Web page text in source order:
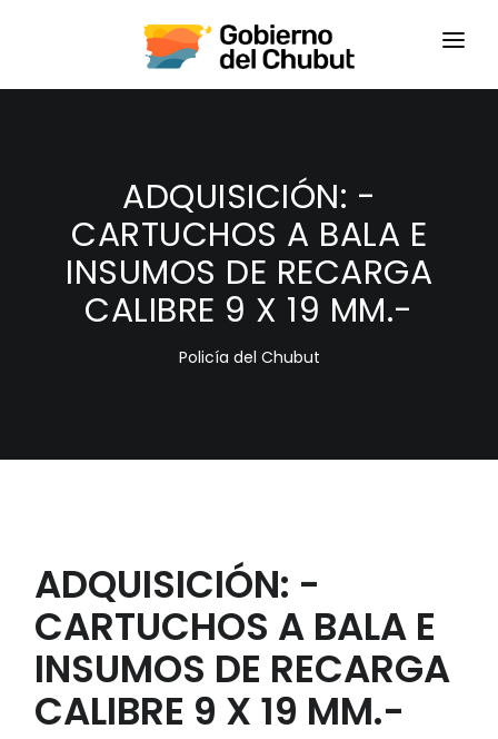
HOME
ADQUISICIÓN: -
CARTUCHOS A BALA E
INSUMOS DE RECARGA
CALIBRE 9 X 19 MM.-
Policía del Chubut
ADQUISICIÓN: -
CARTUCHOS A BALA E
INSUMOS DE RECARGA
CALIBRE 9 X 19 MM.-